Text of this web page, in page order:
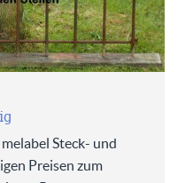
Steck- und
Preisen zum